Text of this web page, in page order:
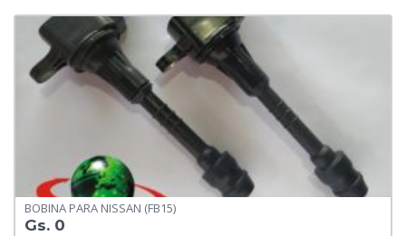
BOBINA PARA NISSAN (FB15)
Gs. 0